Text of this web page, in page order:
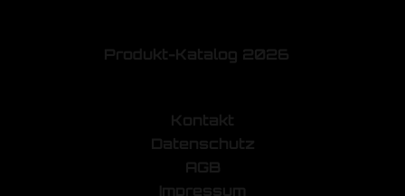
Produkt-Katalog 2026
Kontakt
Datenschutz
AGB
Impressum